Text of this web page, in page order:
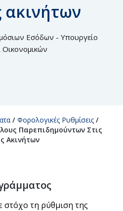
ακινήτων
Εσόδων - Υπουργείο
Οικoνομικών
/ Φορολογικές Ρυθμίσεις /
Παρεπιδημούντων Στις
Ακινήτων
στόχο τη ρύθμιση της